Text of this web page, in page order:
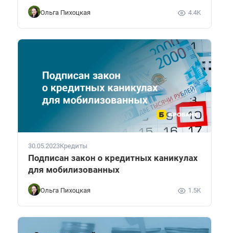
Ольга Пихоцкая 4.4K
30.05.2023Кредиты
Подписан закон о кредитных каникулах
для мобилизованных
Ольга Пихоцкая 1.5K